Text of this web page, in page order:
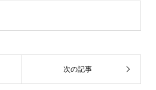
次の記事